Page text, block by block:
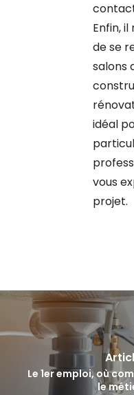
Enfin, il
de se
salons
idéal
vous
projet.
Le 1er emploi, où
le